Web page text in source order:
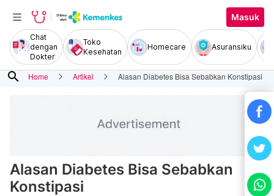
Masuk
Chat
dengan
Dokter
Toko
Kesehatan
Homecare Asuransiku
search Home Artikel Alasan Diabetes Bisa Sebabkan Konstipasi
Alasan Diabetes Bisa Sebabkan
Konstipasi